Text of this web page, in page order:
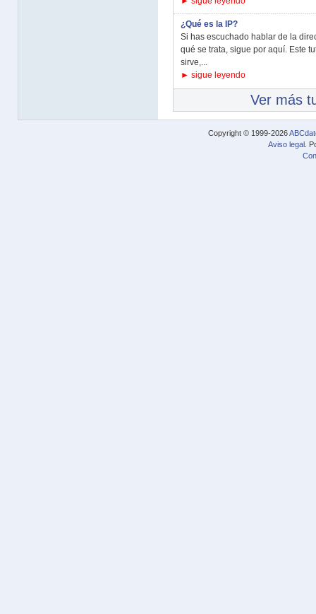
¿Qué es la IP?
Si has escuchado hablar de la
qué se trata, sigue por aquí. Este
sirve,...
► sigue leyendo
Ver más
Copyright © 1999-2026
Aviso legal .